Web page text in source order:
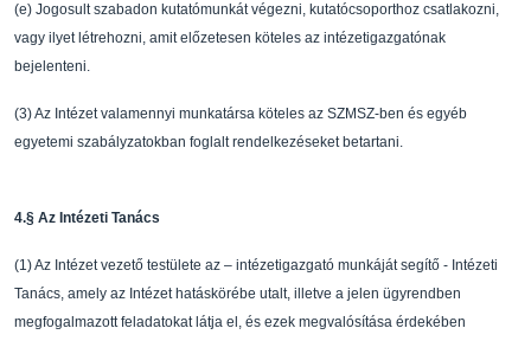
(e) Jogosult szabadon kutatómunkát végezni, kutatócsoporthoz csatlakozni,
vagy ilyet létrehozni, amit el őzetesen köteles az intézetigazgatónak
bejelenteni.
(3)Az Intézet valamennyi munkatársa köteles az SZMSZ-ben és egyéb
egyetemi szabályzatokban foglalt rendelkezéseket betartani.
4.§ Az Intézeti Tanács
(1)Az Intézet vezető testülete az – intézetigazgató munkáját segítő - Intézeti
Tanács, amely az Intézet hatáskörébe utalt, illetve a jelen ügyrendben
megfogalmazott feladatokat látja el, és ezek megvalósítása érdekében